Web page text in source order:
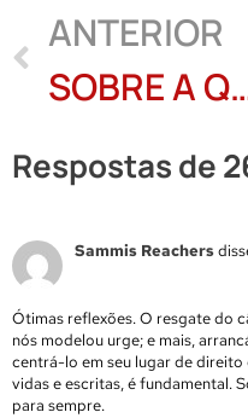
ANTERIOR
SOBRE A QUEDA DE
Respostas de
Sammis Reachers
Ótimas reflexões. O resgate do
nós modelou urge; e mais,
centrá-lo em seu lugar de
vidas e escritas, é fundamental.
para sempre.